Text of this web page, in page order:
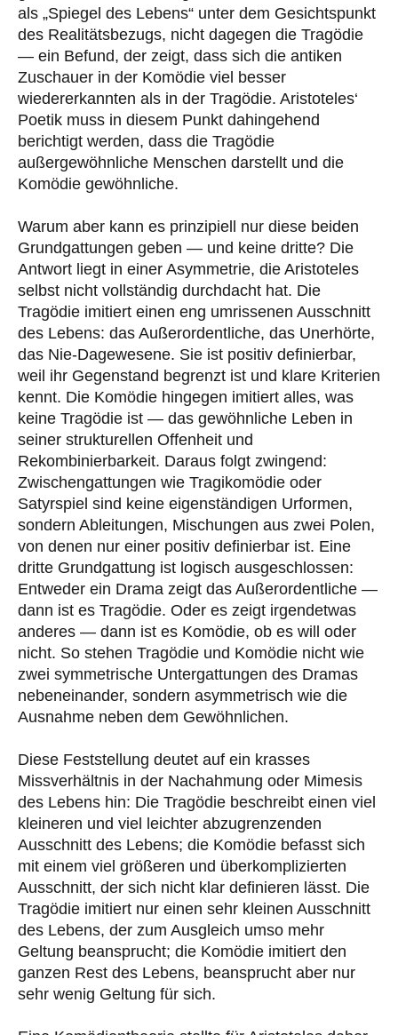
als „Spiegel des Lebens“ unter dem Gesichtspunkt
des Realitätsbezugs, nicht dagegen die Tragödie
— ein Befund, der zeigt, dass sich die antiken
Zuschauer in der Komödie viel besser
wiedererkannten als in der Tragödie. Aristoteles‘
Poetik muss in diesem Punkt dahingehend
berichtigt werden, dass die Tragödie
außergewöhnliche Menschen darstellt und die
Komödie gewöhnliche.
Warum aber kann es prinzipiell nur diese beiden
Grundgattungen geben — und keine dritte? Die
Antwort liegt in einer Asymmetrie, die Aristoteles
selbst nicht vollständig durchdacht hat. Die
Tragödie imitiert einen eng umrissenen Ausschnitt
des Lebens: das Außerordentliche, das Unerhörte,
das Nie-Dagewesene. Sie ist positiv definierbar,
weil ihr Gegenstand begrenzt ist und klare Kriterien
kennt. Die Komödie hingegen imitiert alles, was
keine Tragödie ist — das gewöhnliche Leben in
seiner strukturellen Offenheit und
Rekombinierbarkeit. Daraus folgt zwingend:
Zwischengattungen wie Tragikomödie oder
Satyrspiel sind keine eigenständigen Urformen,
sondern Ableitungen, Mischungen aus zwei Polen,
von denen nur einer positiv definierbar ist. Eine
dritte Grundgattung ist logisch ausgeschlossen:
Entweder ein Drama zeigt das Außerordentliche —
dann ist es Tragödie. Oder es zeigt irgendetwas
anderes — dann ist es Komödie, ob es will oder
nicht. So stehen Tragödie und Komödie nicht wie
zwei symmetrische Untergattungen des Dramas
nebeneinander, sondern asymmetrisch wie die
Ausnahme neben dem Gewöhnlichen.
Diese Feststellung deutet auf ein krasses
Missverhältnis in der Nachahmung oder Mimesis
des Lebens hin: Die Tragödie beschreibt einen viel
kleineren und viel leichter abzugrenzenden
Ausschnitt des Lebens; die Komödie befasst sich
mit einem viel größeren und überkomplizierten
Ausschnitt, der sich nicht klar definieren lässt. Die
Tragödie imitiert nur einen sehr kleinen Ausschnitt
des Lebens, der zum Ausgleich umso mehr
Geltung beansprucht; die Komödie imitiert den
ganzen Rest des Lebens, beansprucht aber nur
sehr wenig Geltung für sich.